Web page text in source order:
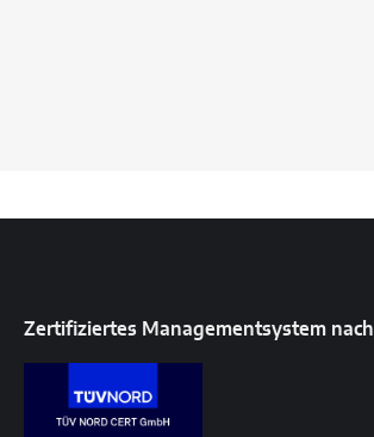
Zertifiziertes Managementsystem nach